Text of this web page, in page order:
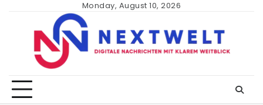
content
Monday, August 10, 2026